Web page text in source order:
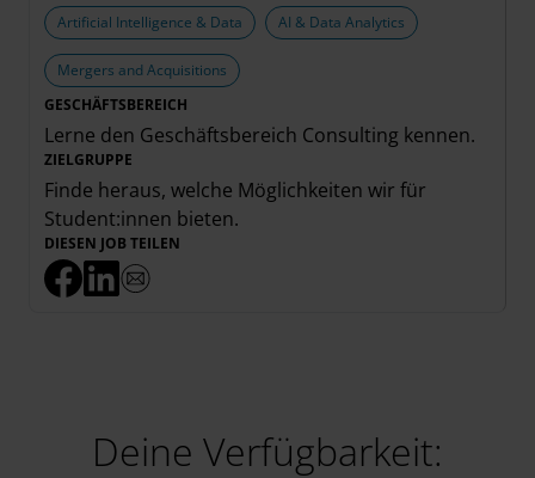
Artificial Intelligence & Data AI & Data Analytics
Mergers and Acquisitions
GESCHÄFTSBEREICH
Lerne den Geschäftsbereich Consulting kennen.
ZIELGRUPPE
Finde heraus, welche Möglichkeiten wir für
Student:innen bieten.
DIESEN JOB TEILEN
Deine Verfügbarkeit: